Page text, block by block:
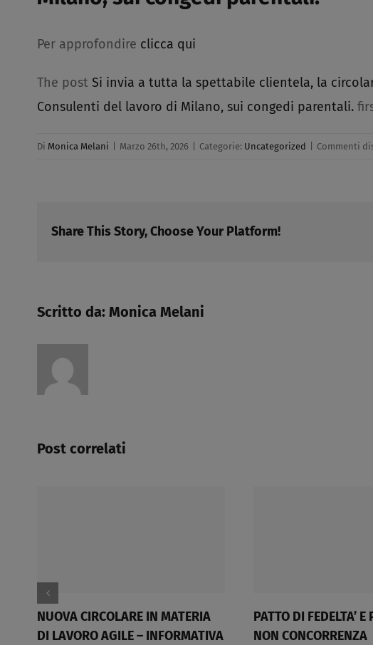
Per approfondire clicca qui
The post Si invia a tutta la spettabile clientela, la
Consulenti del lavoro di Milano, sui congedi parentali.
Di Monica Melani Marzo 26th, 2026 Categorie: Uncategorized Commenti
Share This Story, Choose Your Platform!
Scritto da: Monica Melani
Post correlati
CIRCOLARE IN MATERIA
AGILE – INFORMATIVA
PATTO DI FEDELTA’ E PATTO DI
NON CONCORRENZA​